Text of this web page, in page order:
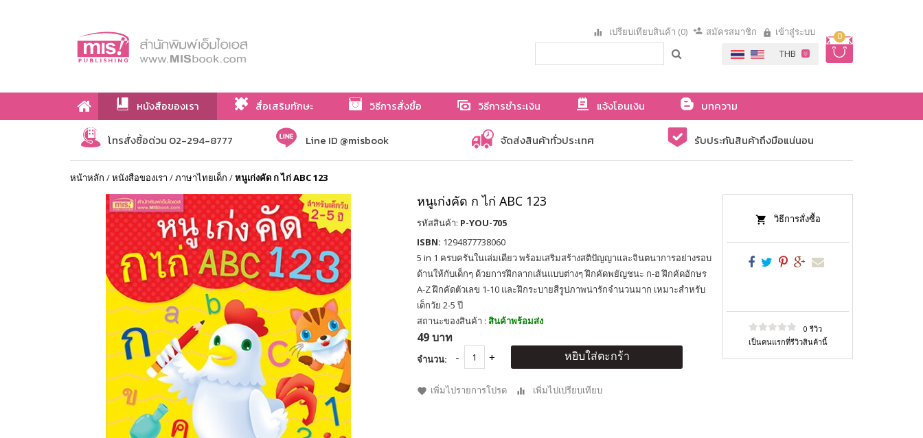
0
เปรียบเทียบสินค้า (0) สมัครสมาชิก เข้าสู่ระบบ
หนังสือของเรา สื่อเสริมทักษะ วิธีการสั่งซื้อ วิธีการชำระเงิน แจ้งโอนเงิน
บทความ
เกี่ยวกับเรา
โทรสั่งซื้อด่วน 02-294-8777 Line ID @misbook จัดส่งสินค้าทั่วประเทศ รับประกันสินค้าถึงมือแน่นอน
หน้าหลัก /หนังสือของเรา /ภาษาไทยเด็ก /หนูเก่งคัด ก ไก่ ABC 123
หนูเก่งคัด ก ไก่ ABC 123
รหัสสินค้า: P-YOU-705
ISBN: 1294877738060
5 in 1 ครบครันในเล่มเดียว พร้อมเสริมสร้างสติปัญญาและจินตนาการอย่างรอบ
ด้านให้กับเด็กๆ ด้วยการฝึกลากเส้นแบบต่างๆ ฝึกคัดพยัญชนะ ก-ฮ ฝึกคัดอักษร
A-Z ฝึกคัดตัวเลข 1-10 และฝึกระบายสีรูปภาพน่ารักจำนวนมาก เหมาะสำหรับ
เด็กวัย 2-5 ปี
สถานะของสินค้า : สินค้าพร้อมส่ง
49 บาท
จำนวน: หยิบใส่ตะกร้า
เพิ่มไปรายการโปรด เพิ่มไปเปรียบเทียบ
วิธีการสั่งซื้อ
0 รีวิว
เป็นคนแรกที่รีวิวสินค้านี้